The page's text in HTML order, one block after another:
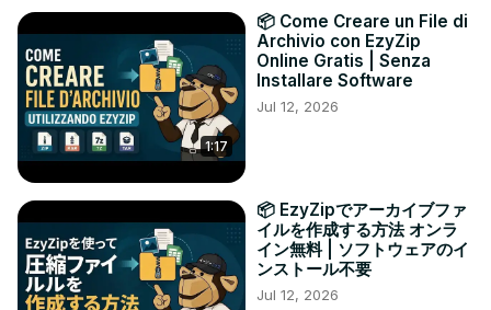
1:17
📦 Come Creare un File di
Archivio con EzyZip
Online Gratis | Senza
Installare Software
Jul 12, 2026
📦 EzyZipでアーカイブファ
イルを作成する方法 オンラ
イン無料 | ソフトウェアのイ
ンストール不要
Jul 12, 2026